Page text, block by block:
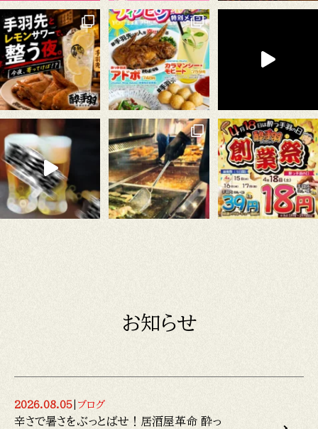
お知らせ
2026.08.05 ブログ
辛さで暑さをぶっとばせ！居酒屋革命 酔っ